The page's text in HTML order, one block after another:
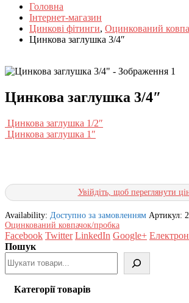
Головна
Інтернет-магазин
Цинкові фітинги, Оцинкований
Цинкова заглушка 3/4″
Цинкова заглушка 3/4″
Цинкова заглушка 1/2″
Цинкова заглушка 1″
Увійдіть, щоб переглянути
Availability: Доступно за замовленням Артикул:
Оцинкований ковпачок/пробка
Facebook Twitter LinkedIn Google+
Пошук
Категорії товарів